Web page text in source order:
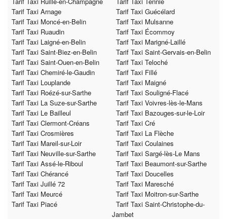
Tarif Taxi Arnage
Tarif Taxi Guécélard
Tarif Taxi Moncé-en-Belin
Tarif Taxi Mulsanne
Tarif Taxi Ruaudin
Tarif Taxi Écommoy
Tarif Taxi Laigné-en-Belin
Tarif Taxi Marigné-Laillé
Tarif Taxi Saint-Biez-en-Belin
Tarif Taxi Saint-Gervais-en-Belin
Tarif Taxi Saint-Ouen-en-Belin
Tarif Taxi Teloché
Tarif Taxi Chemiré-le-Gaudin
Tarif Taxi Fillé
Tarif Taxi Louplande
Tarif Taxi Maigné
Tarif Taxi Roézé-sur-Sarthe
Tarif Taxi Souligné-Flacé
Tarif Taxi La Suze-sur-Sarthe
Tarif Taxi Voivres-lès-le-Mans
Tarif Taxi Le Bailleul
Tarif Taxi Bazouges-sur-le-Loir
Tarif Taxi Clermont-Créans
Tarif Taxi Cré
Tarif Taxi Crosmières
Tarif Taxi La Flèche
Tarif Taxi Mareil-sur-Loir
Tarif Taxi Coulaines
Tarif Taxi Neuville-sur-Sarthe
Tarif Taxi Sargé-lès-Le Mans
Tarif Taxi Assé-le-Riboul
Tarif Taxi Beaumont-sur-Sarthe
Tarif Taxi Chérancé
Tarif Taxi Doucelles
Tarif Taxi Juillé 72
Tarif Taxi Maresché
Tarif Taxi Meurcé
Tarif Taxi Moitron-sur-Sarthe
Tarif Taxi Piacé
Tarif Taxi Saint-Christophe-du-
Jambet